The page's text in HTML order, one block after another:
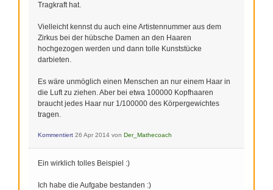
Tragkraft hat.
Vielleicht kennst du auch eine Artistennummer aus dem
Zirkus bei der hübsche Damen an den Haaren
hochgezogen werden und dann tolle Kunststücke
darbieten.
Es wäre unmöglich einen Menschen an nur einem Haar in
die Luft zu ziehen. Aber bei etwa 100000 Kopfhaaren
braucht jedes Haar nur 1/100000 des Körpergewichtes
tragen.
Kommentiert 26 Apr 2014 von Der_Mathecoach
Ein wirklich tolles Beispiel :)
Ich habe die Aufgabe bestanden :)